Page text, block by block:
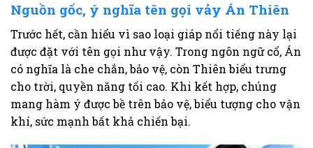
Nguồn gốc, ý nghĩa tên gọi vảy Án Thiên
Trước hết, cần hiểu vì sao loại giáp nổi tiếng này lại
được đặt với tên gọi như vậy. Trong ngôn ngữ cổ, Án
có nghĩa là che chắn, bảo vệ, còn Thiên biểu trưng
cho trời, quyền năng tối cao. Khi kết hợp, chúng
mang hàm ý được bề trên bảo vệ, biểu tượng cho vận
khí, sức mạnh bất khả chiến bại.